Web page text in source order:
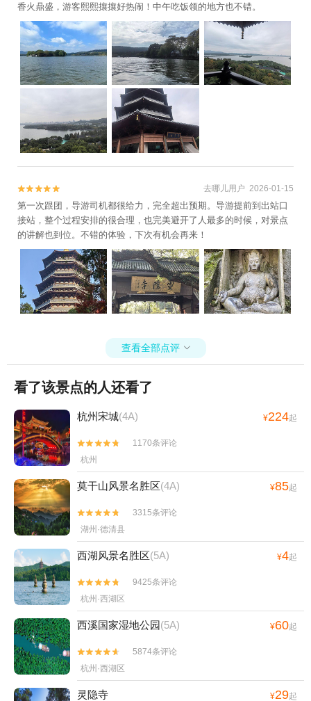
+灵隐飞来峰景区+塘栖古镇+天子地山野乐
园+杭州鼓楼+良渚古城遗址公园+京杭大运
河杭州景区+《西湖之夜》演出+九溪十八涧
+西溪3D奇幻艺术馆+天目山月亮湾漂流+杭
州博物馆+西湖音乐喷泉+太子湾公园+西湖
天地+西溪国家湿地公园+大明山万松岭滑雪
场+七里扬帆+杭州花圃+浙西三峡+杭州体育
馆+浙西大草原+杭州酒家+杭州剧院+钱王祠
+西溪草堂+临安碧雪湖山庄+临安碧雪湖真
海之家+杭州大剧院+西溪湿地印象摇橹船
+龙井茶室+西溪庄园+瑶琳国家森林公园+猎
鹰CS野战（西溪湿地）+临安水源水上乐园
+杭州图书馆+西湖文化广场+纳米租车（杭
州）+西湖游船+临安火星兔+大奇山疯狂森
林主题乐园+西溪天堂商业街+天目山大树王
景区+花港公园+西湖天下景+杭州湘湖游船
+灵隐寺+宝石山造像+临安天目花海+三潭印
+杭州樱花园+杭州宝寿山景区+西溪湿地高
庄+杭州西溪喜来登度假大酒店+杭州兰里景
吉泡泡乐园+良渚博物院+青芝坞+浙江省人
民大会堂+浙江大学之江校区+西溪森林温泉
度假村+杭州西湖博物馆(总馆)+杭州孔庙+杭
州西溪海狮主题乐园+严州古城景区+杭州长
乔亲子乐园+杭州乐活岛+西湖外事游船
+OMG心跳乐园+浙江美术馆+三渡鹿营户外
营地+浙江省科技馆+飞来峰+大奇山魔幻乐
园+良渚古城遗址水利系统老虎岭遗址+西溪
艺得美术馆+杭州灵山景区+灵隐飞来峰-凉亭
+西湖龙井茶+雷峰塔藕香居+西溪城市文化
公园+浙江西湖美术馆+西湖龙井山园+临安
十门峡雪域谷温泉+浙江省非物质文化遗产馆
+钱王陵园+飞来峰造像+西天目山风景区+西
溪湿地董湾+叙宴(杭州滨江店)+三渡山地运
动公园+马岭天观+上海 · 黑秀（hey show）
丨小黑互动脱口秀+桐庐天子地景区度假村
+宫宴+天子地山野乐园-天空之镜1日游
香火鼎盛，游客熙熙攘攘好热闹！中午吃饭领的地方也不错。

 去哪儿用户 2026-01-15
第一次跟团，导游司机都很给力，完全超出预期。导游提前到出站口
接站，整个过程安排的很合理，也完美避开了人最多的时候，对景点
的讲解也到位。不错的体验，下次有机会再来！
查看全部点评 
看了该景点的人还看了
杭州宋城(4A) ¥224起


1170条评论
杭州
莫干山风景名胜区(4A) ¥85起


3315条评论
湖州·德清县
西湖风景名胜区(5A) ¥4起


9425条评论
杭州·西湖区
西溪国家湿地公园(5A) ¥60起


5874条评论
杭州·西湖区
灵隐寺 ¥29起